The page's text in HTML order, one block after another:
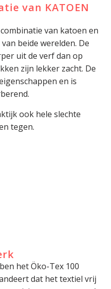
van KATOEN
van katoen en
beide werelden. De
uit de verf dan op
zijn lekker zacht. De
en is
ook hele slechte
tegen.
het Öko-Tex 100
dat het textiel vrij